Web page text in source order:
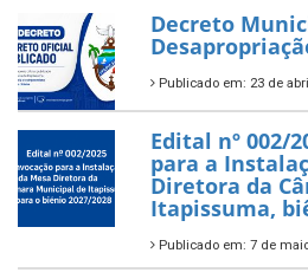
Decreto
Publicado em: 23 de
Edital nº 002/
para a
Diretora da
Itapissuma,
Publicado em: 7 de